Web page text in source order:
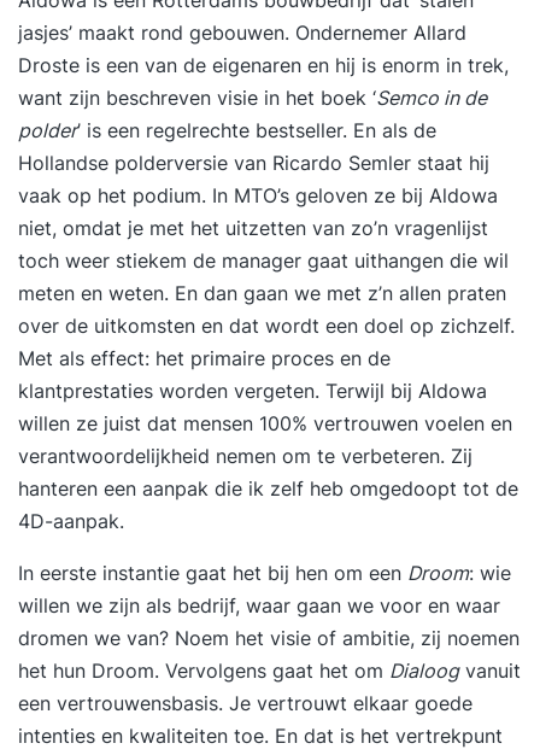
observatievermogen met een persoonlijke en
positieve aanpak. Ze confronteren op een
respectvolle manier, dagen je uit en helpen je om
het maximale uit jezelf te halen.
jasjes’ maakt rond gebouwen. Ondernemer Allard
Droste is een van de eigenaren en hij is enorm in trek,
want zijn beschreven visie in het boek ‘Semco in de
polder’ is een regelrechte bestseller. En als de
Hollandse polderversie van Ricardo Semler staat hij
vaak op het podium. In MTO’s geloven ze bij Aldowa
niet, omdat je met het uitzetten van zo’n vragenlijst
toch weer stiekem de manager gaat uithangen die wil
meten en weten. En dan gaan we met z’n allen praten
over de uitkomsten en dat wordt een doel op zichzelf.
Met als effect: het primaire proces en de
klantprestaties worden vergeten. Terwijl bij Aldowa
willen ze juist dat mensen 100% vertrouwen voelen en
verantwoordelijkheid nemen om te verbeteren. Zij
hanteren een aanpak die ik zelf heb omgedoopt tot de
4D-aanpak.
In eerste instantie gaat het bij hen om een Droom: wie
willen we zijn als bedrijf, waar gaan we voor en waar
dromen we van? Noem het visie of ambitie, zij noemen
het hun Droom. Vervolgens gaat het om Dialoogvanuit
een vertrouwensbasis. Je vertrouwt elkaar goede
intenties en kwaliteiten toe. En dat is het vertrekpunt